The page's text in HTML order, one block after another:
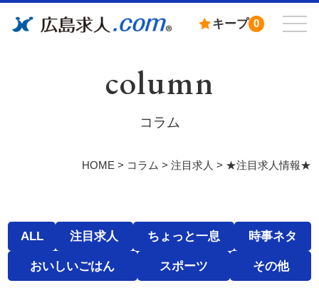
キープ 0
column
コラム
HOME> コラム > 注目求人 > ★注目求人情報★
ALL 注目求人 ちょっと一息 時事ネタ
おいしいごはん スポーツ その他